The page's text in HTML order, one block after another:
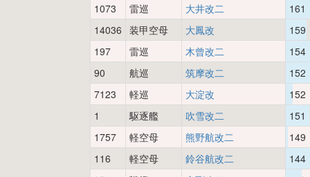
1073
雷巡 大井改二
161
14036 装甲空母 大鳳改
159
197
雷巡 木曾改二
154
90
航巡 筑摩改二
152
7123
軽巡 大淀改
152
1
駆逐艦 吹雪改二
151
1757
軽空母 熊野航改二
149
116
軽空母 鈴谷航改二
144